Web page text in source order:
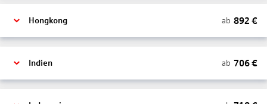
Hongkong ab 892 €
Indien ab 706€